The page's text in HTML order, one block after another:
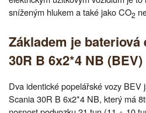
sníženým hlukem a také jako CO2
Základem je
30R B 6x2*4 NB (BEV)
Dva identické popelářské vozy BEV
Scania 30R B 6x2*4 NB, který má